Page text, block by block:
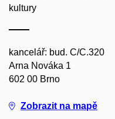
kultury
kancelář: bud. C/C.320
Arna Nováka 1
602 00 Brno
Zobrazit na mapě